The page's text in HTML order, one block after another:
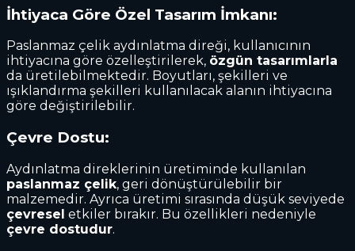
İhtiyaca Göre Özel Tasarım İmkanı:
Paslanmaz çelik aydınlatma direği, kullanıcının
ihtiyacına göre özelleştirilerek, özgün tasarımlarla
da üretilebilmektedir. Boyutları, şekilleri ve
ışıklandırma şekilleri kullanılacak alanın ihtiyacına
göre değiştirilebilir.
Çevre Dostu:
Aydınlatma direklerinin üretiminde kullanılan
paslanmaz çelik, geri dönüştürülebilir bir
malzemedir. Ayrıca üretimi sırasında düşük seviyede
çevresel etkiler bırakır. Bu özellikleri nedeniyle
çevre dostudur.